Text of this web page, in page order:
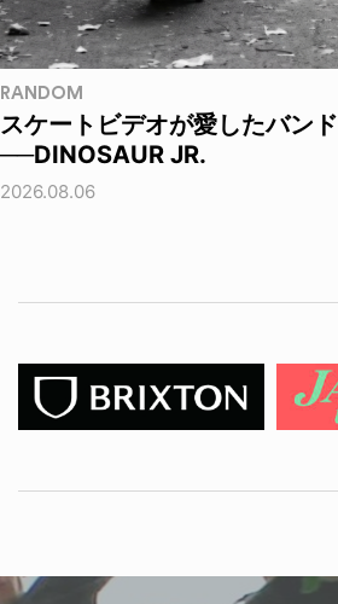
RANDOM
スケートビデオが愛したバンド
──DINOSAUR JR.
2026.08.06